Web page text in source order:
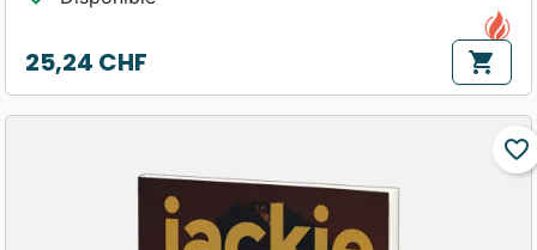
Prix
25,24 CHF shopping_cart
favorite_border